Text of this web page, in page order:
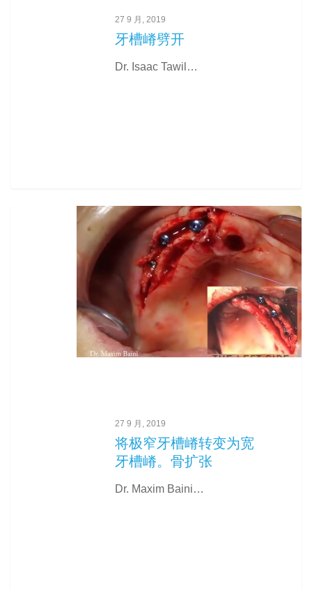
27 9 月, 2019
牙槽嵴劈开
Dr. Isaac Tawil…
27 9 月, 2019
将极窄牙槽嵴转变为宽
牙槽嵴。骨扩张
Dr. Maxim Baini…